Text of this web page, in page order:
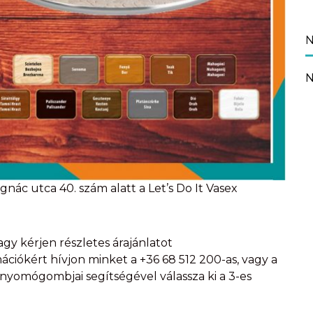
utca 40. szám alatt a Let’s Do It Vasex
kérjen részletes árajánlatot
hívjon minket a +36 68 512 200-as, vagy a
segítségével válassza ki a 3-es